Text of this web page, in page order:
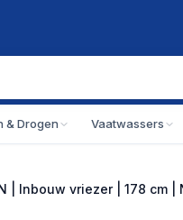
& Drogen Vaatwassers
| Inbouw vriezer | 178 cm